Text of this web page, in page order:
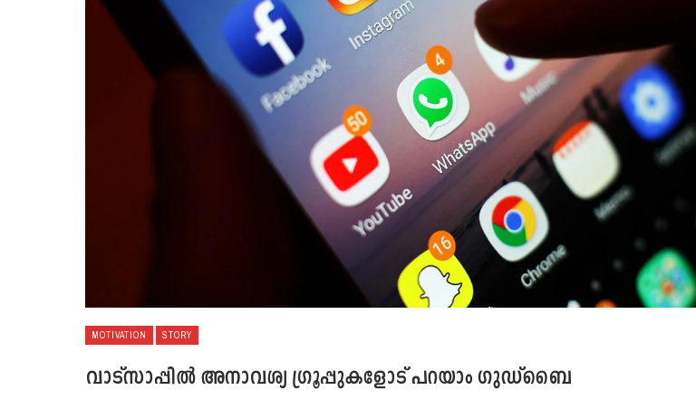
MOTIVATION STORY
വാട്‌സാപ്പില്‍ അനാവശ്യ ഗ്രൂപ്പുകളോട് പറയാം ഗുഡ്‌ബൈ